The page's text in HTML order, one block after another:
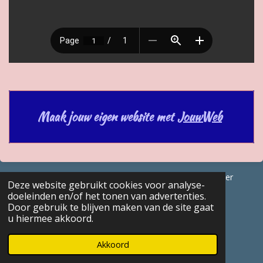
Deze website gebruikt cookies voor analyse-
doeleinden en/of het tonen van advertenties.
Door gebruik te blijven maken van de site gaat
u hiermee akkoord.
Akkoord
Maak jouw eigen website met JouwWeb
© 2017 - 2026 GENEALOGISCHE Bijdragen Marc Van Acker
Powered byJouwWeb